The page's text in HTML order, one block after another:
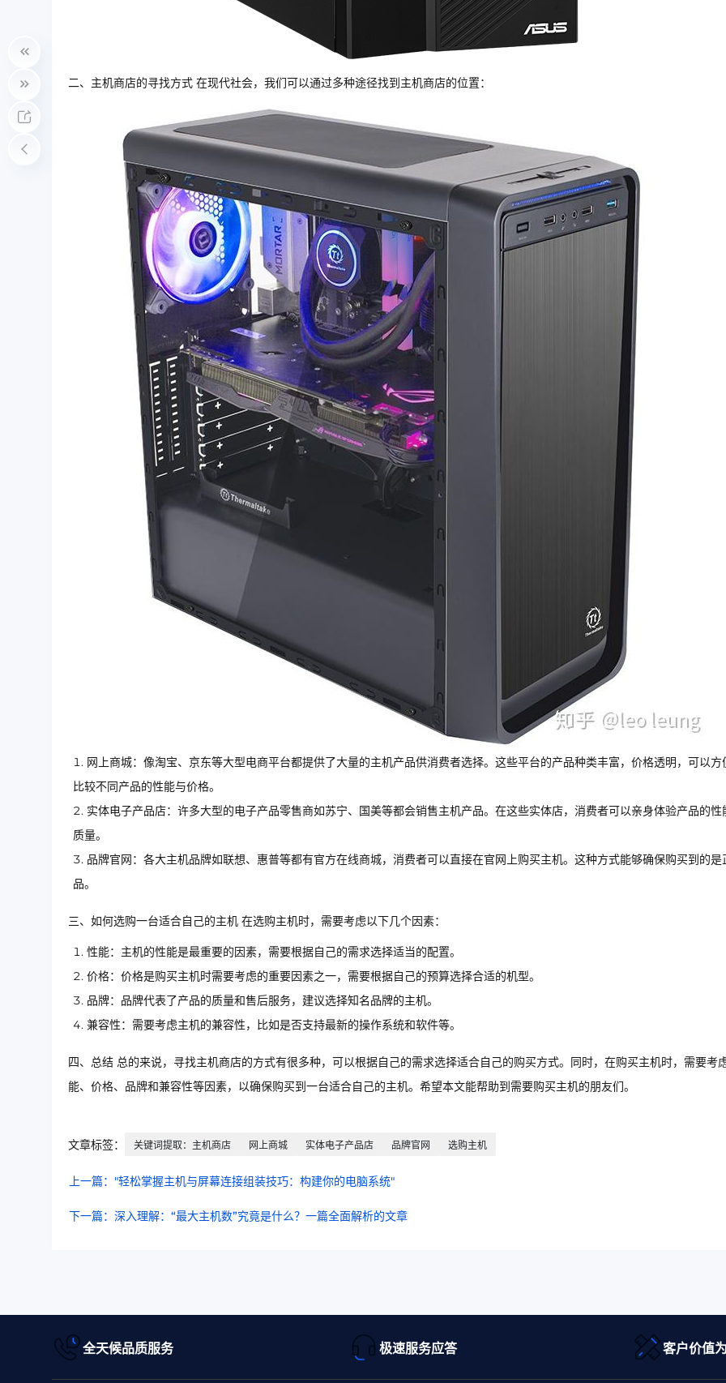
二、主机商店的寻找方式 在现代社会，我们可以通过多种途径找到主机商店的位置：
网上商城：像淘宝、京东等大型电商平台都提供了大量的主机产品供消费者选择。这些平台的产品种类丰富，价格透明，可以方
比较不同产品的性能与价格。
实体电子产品店：许多大型的电子产品零售商如苏宁、国美等都会销售主机产品。在这些实体店，消费者可以亲身体验产品的性
质量。
品牌官网：各大主机品牌如联想、惠普等都有官方在线商城，消费者可以直接在官网上购买主机。这种方式能够确保购买到的是
品。
三、如何选购一台适合自己的主机 在选购主机时，需要考虑以下几个因素：
性能：主机的性能是最重要的因素，需要根据自己的需求选择适当的配置。
价格：价格是购买主机时需要考虑的重要因素之一，需要根据自己的预算选择合适的机型。
品牌：品牌代表了产品的质量和售后服务，建议选择知名品牌的主机。
兼容性：需要考虑主机的兼容性，比如是否支持最新的操作系统和软件等。
四、总结 总的来说，寻找主机商店的方式有很多种，可以根据自己的需求选择适合自己的购买方式。同时，在购买主机时，需要考
能、价格、品牌和兼容性等因素，以确保购买到一台适合自己的主机。希望本文能帮助到需要购买主机的朋友们。
文章标签： 关键词提取：主机商店 网上商城 实体电子产品店 品牌官网 选购主机
上一篇："轻松掌握主机与屏幕连接组装技巧：构建你的电脑系统"
下一篇：深入理解：“最大主机数”究竟是什么？一篇全面解析的文章
全天候品质服务 极速服务应答 客户价值